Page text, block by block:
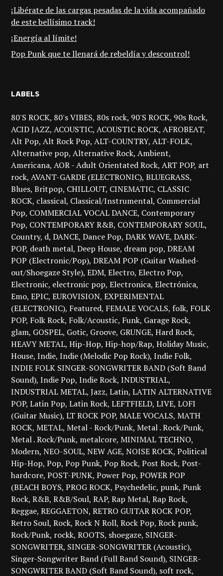
¡Libérate de las cargas pesadas de la vida acompañado
de este bellísimo track!
¡Energía al límite!
Pop Punk que te llenará de rebeldía y descontrol!
LABELS
80'S ROCK 80's VIBES 80s rock 90'S ROCK 90s Rock
ACID JAZZ ACOUSTIC ACOUSTIC ROCK AFROBEAT
Alt Pop Alt Rock Pop ALT-COUNTRY ALT-FOLK
Alternative pop Alternative Rock Ambient
Americana AOR - Adult Orientated Rock ART POP art
rock AVANT-GARDE (ELECTRONIC) BLUEGRASS
Blues Britpop CHILLOUT CINEMATIC CLASSIC
ROCK classical Classical/Instrumental Commercial
Pop COMMERCIAL VOCAL DANCE Contemporary
Pop CONTEMPORARY R&B CONTEMPORARY SOUL
Country d DANCE Dance Pop DARK WAVE DARK-
POP death metal Deep House dream pop DREAM
POP (Electronic/Pop) DREAM POP (Guitar Washed-
out/Shoegaze Style) EDM Electro Electro Pop
Electronic electronic pop Electronica Electrónica
Emo EPIC EUROVISION EXPERIMENTAL
(ELECTRONIC) Featured FEMALE VOCALS folk FOLK
POP Folk Rock Folk/Acoustic Funk Garage Rock
glam GOSPEL Gotic Groove GRUNGE Hard Rock
HEAVY METAL Hip-Hop Hip-hop/Rap Holiday Music
House Indie Indie (Melodic Pop Rock) Indie Folk
INDIE FOLK SINGER-SONGWRITER BAND (Soft Band
Sound) Indie Pop Indie Rock INDUSTRIAL
INDUSTRIAL METAL Jazz Latin LATIN ALTERNATIVE
POP Latin Pop Latin Rock LEFTFIELD LIVE LOFI
(Guitar Music) LT ROCK POP MALE VOCALS MATH
ROCK METAL Metal - Rock/Punk Metal . Rock/Punk
Metal . Rock/Punk metalcore MINIMAL TECHNO
Modern NEO-SOUL NEW AGE NOISE ROCK Political
Hip-Hop Pop Pop Punk Pop Rock Post Rock Post-
hardcore POST-PUNK Power Pop POWER POP
(BEACH BOYS PROG ROCK Psychedelic punk Punk
Rock R&B R&B/Soul RAP Rap Metal Rap Rock
Reggae REGGAETON RETRO GUITAR ROCK POP
Retro Soul Rock Rock N Roll Rock Pop Rock punk
Rock/Punk rockk ROOTS shoegaze SINGER-
SONGWRITER SINGER-SONGWRITER (Acoustic)
Singer-Songwriter Band (Full Band Sound) SINGER-
SONGWRITER BAND (Soft Band Sound) soft rock